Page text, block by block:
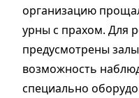
организацию
урны с прахом. Для
предусмотрены
возможность
специально